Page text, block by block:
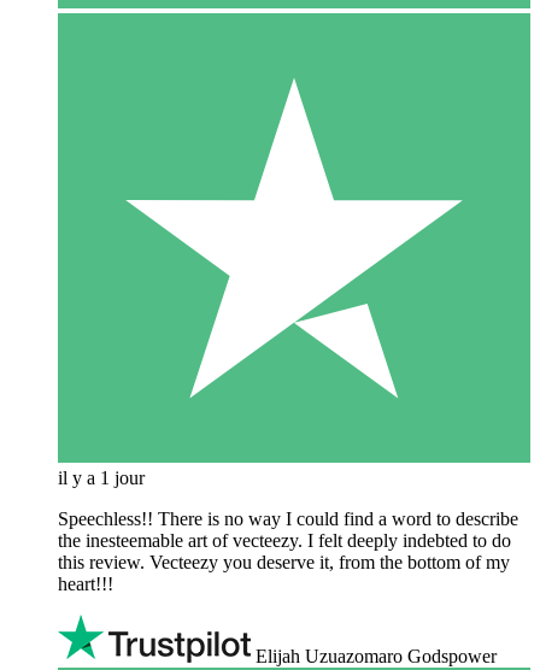
il y a 1 jour
Speechless!! There is no way I could find a word to describe
the inesteemable art of vecteezy. I felt deeply indebted to do
this review. Vecteezy you deserve it, from the bottom of my
heart!!!
Elijah Uzuazomaro Godspower